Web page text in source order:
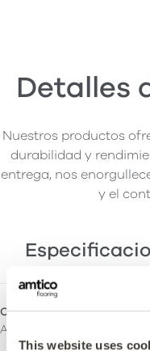
This website uses
Detalles
Nuestros productos
durabilidad y
entrega, nos
y el
Colección
Amtico Signature Safety